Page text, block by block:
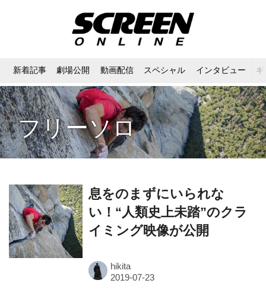
新着記事 劇場公開 動画配信 スペシャル インタビュー
フリーソロ
息をのまずにいられな
い！“人類史上未踏”のクラ
イミング映像が公開
hikita